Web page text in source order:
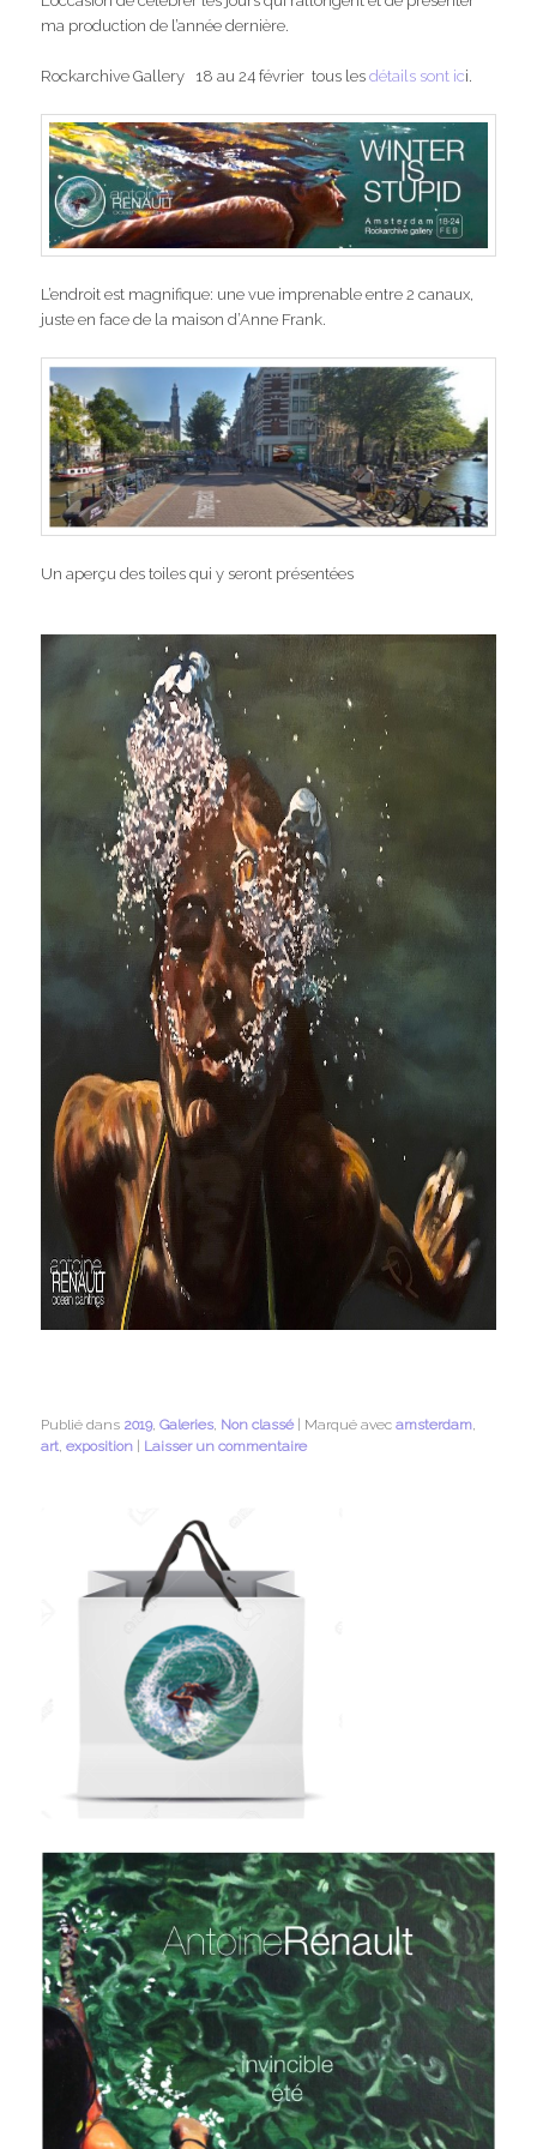
ma production de l’année dernière.
Rockarchive Gallery 18 au 24 février tous lesdétails sont ici.
L’endroit est magnifique: une vue imprenable entre 2 canaux,
juste en face de la maison d’Anne Frank.
Un aperçu des toiles qui y seront présentées
Publié dans 2019,Galeries, Non classé Marqué avec amsterdam,
art,exposition Laisser un commentaire